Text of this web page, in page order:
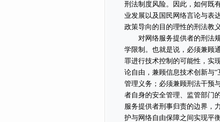
刑法制度风险。因此，如何既
业发展以及国民网络言论与表
政策导向的目的理性的刑法教
对网络服务提供者的刑法规
学限制。也就是说，必须兼顾
罪进行技术控制的可能性，实
论自由，兼顾信息技术创新与
管理义务；必须兼顾刑法干预
者自身的安全管理、监管部门
服务提供者刑事归责的边界，
护与网络自由保障之间实现平